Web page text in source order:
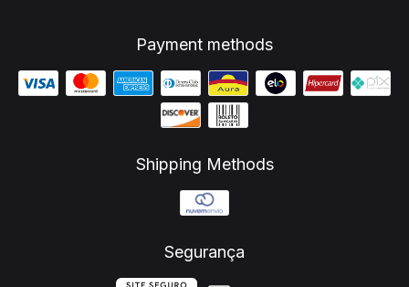
Payment methods
Shipping Methods
Segurança